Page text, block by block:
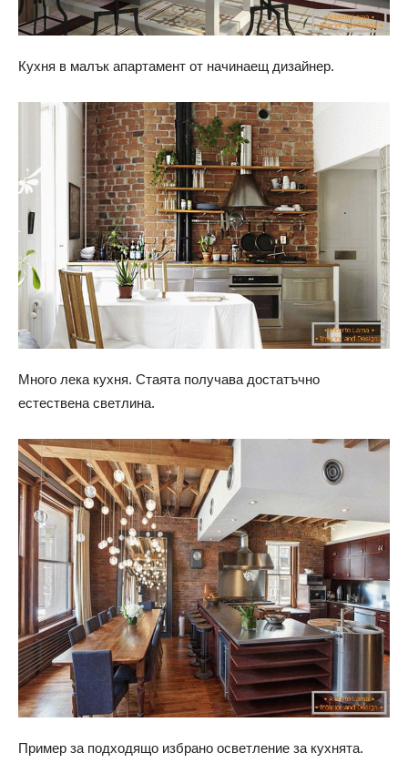
Кухня в малък апартамент от начинаещ дизайнер.
Много лека кухня. Стаята получава достатъчно
естествена светлина.
Пример за подходящо избрано осветление за кухнята.